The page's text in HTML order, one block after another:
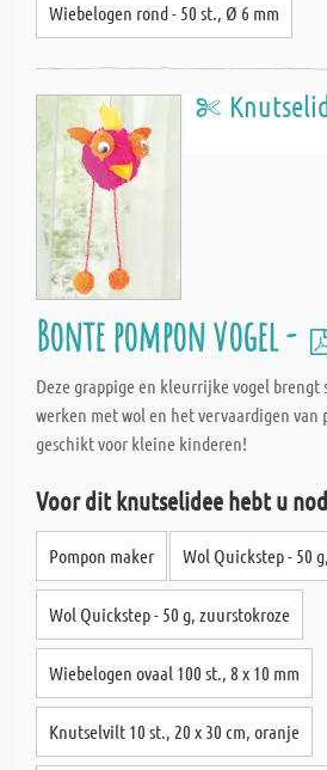
Wiebelogen rond - 50 st., Ø 6 mm
Bonte pompon vogel -
Deze grappige en kleurrijke vogel brengt
werken met wol en het vervaardigen van
geschikt voor kleine kinderen!
Voor dit knutselidee hebt u
Pompon maker Wol Quickstep - 50
Wol Quickstep - 50 g, zuurstokroze
Wiebelogen ovaal 100 st., 8 x 10 mm
Knutselvilt 10 st., 20 x 30 cm, oranje